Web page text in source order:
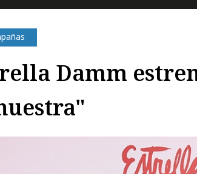
Damm